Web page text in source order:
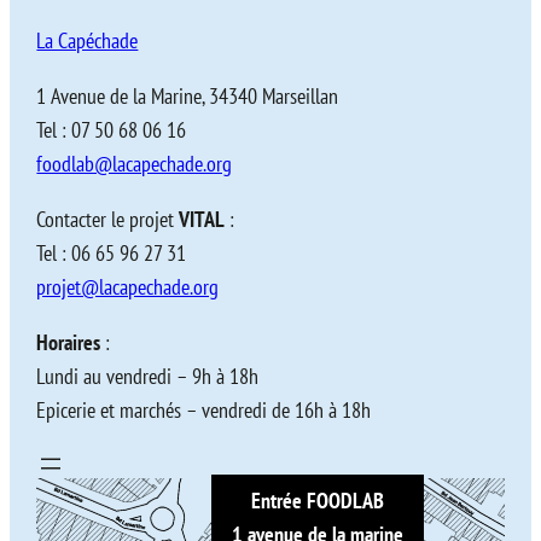
La Capéchade
1 Avenue de la Marine, 34340 Marseillan
Tel : 07 50 68 06 16
foodlab@lacapechade.org
Contacter le projetVITAL :
Tel : 06 65 96 27 31
projet@lacapechade.org
Horaires :
Lundi au vendredi – 9h à 18h
Epicerie et marchés – vendredi de 16h à 18h
Entrée FOODLAB
1 avenue de la marine